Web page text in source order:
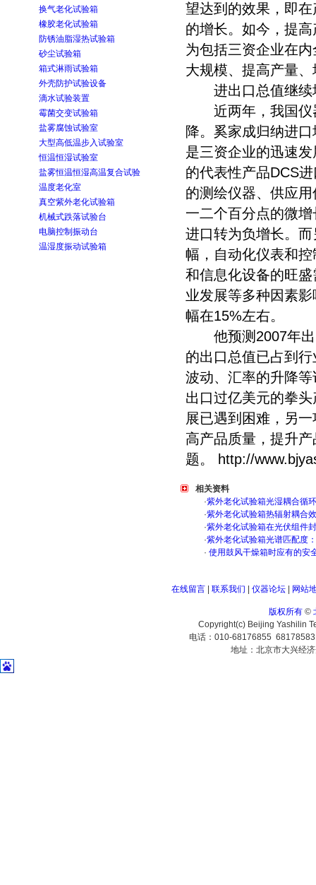
换气老化试验箱
橡胶老化试验箱
防锈油脂湿热试验箱
砂尘试验箱
箱式淋雨试验箱
外壳防护试验设备
滴水试验装置
霉菌交变试验箱
盐雾腐蚀试验室
大型高低温步入试验室
恒温恒湿试验室
盐雾恒温恒湿高温复合试验
温度老化室
真空紫外老化试验箱
机械式跌落试验台
电脑控制振动台
温湿度振动试验箱
望达到的效果，即
的增长。如今，提
为包括三资企业在
大规模、提高产量
进出口总值继续
近两年，我国仪
降。奚家成归纳进
是三资企业的迅速
的代表性产品DCS
的测绘仪器、供应
一二个百分点的微
进口转为负增长。
幅，自动化仪表和
和信息化设备的旺
业发展等多种因素
幅在15%左右。
他预测2007年出
的出口总值已占到
波动、汇率的升降
出口过亿美元的拳
展已遇到困难，另
高产品质量，提升
题。
http://
相关资料
·紫外老化试验箱光湿耦合循
·紫外老化试验箱热辐射耦合
·紫外老化试验箱在光伏组件
·紫外老化试验箱光谱匹配度
· 使用鼓风干燥箱时应有的安
在线留言| 联系我们 仪器论坛| 网站
版权所有©
Copyright(c) Beijing Yashilin
电话：010-68176855
地址：北京市大兴经